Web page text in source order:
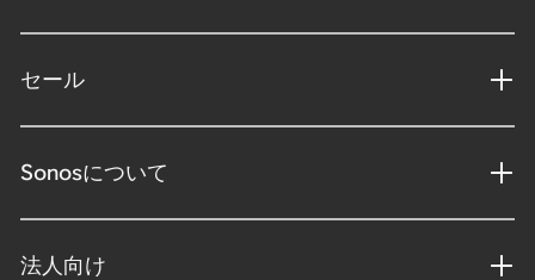
セール
Sonosについて
法人向け